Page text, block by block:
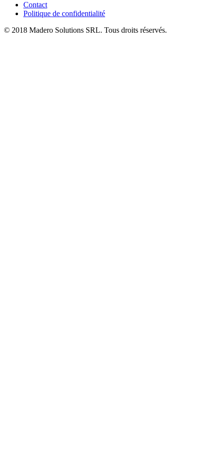
Contact
Politique de confidentialité
© 2018 Madero Solutions SRL. Tous droits réservés.